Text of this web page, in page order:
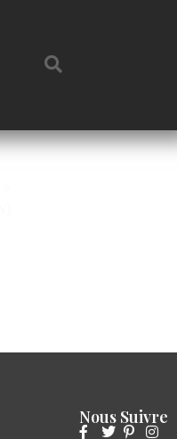
Nous Suivre